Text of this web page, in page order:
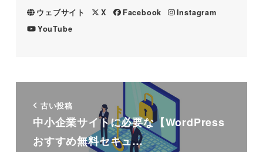
ウェブサイト X Facebook
Instagram
YouTube
古い投稿
中小企業サイトに必要な【WordPress
おすすめ無料セキュ…